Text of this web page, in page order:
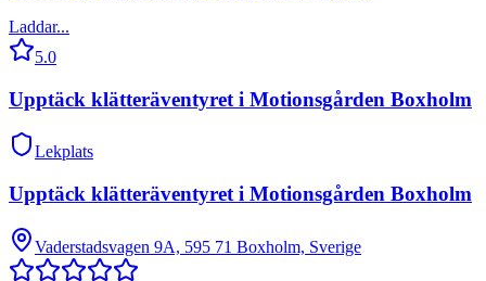
Laddar...
5.0
Upptäck klätteräventyret i Motionsgården Boxholm
Lekplats
Upptäck klätteräventyret i Motionsgården Boxholm
Vaderstadsvagen 9A, 595 71 Boxholm, Sverige